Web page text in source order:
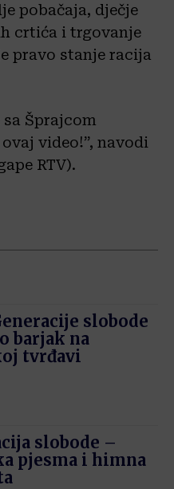
pobačaja, dječje
crtića i trgovanje
pravo stanje racija
sa Šprajcom
video!”, navodi
RTV).
slobode
barjak na
tvrđavi
slobode –
pjesma i himna